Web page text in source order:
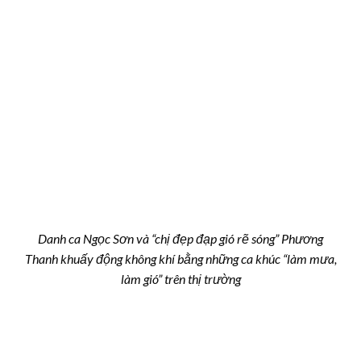
Danh ca Ngọc Sơn và “chị đẹp đạp gió rẽ sóng” Phương
Thanh khuấy động không khí bằng những ca khúc “làm mưa,
làm gió” trên thị trường